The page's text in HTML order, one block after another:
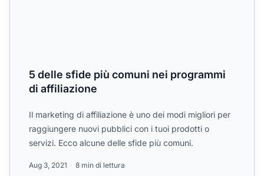
5 delle sfide più comuni nei programmi
di affiliazione
Il marketing di affiliazione è uno dei modi migliori per
raggiungere nuovi pubblici con i tuoi prodotti o
servizi. Ecco alcune delle sfide più comuni.
Aug 3, 2021 8 min di lettura